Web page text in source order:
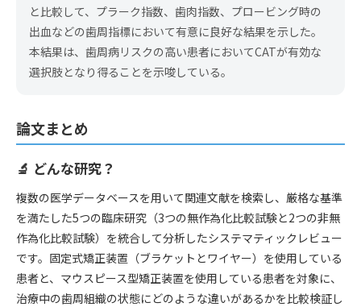
と比較して、プラーク指数、歯肉指数、プロービング時の
出血などの歯周指標において有意に良好な結果を示した。
本結果は、歯周病リスクの高い患者においてCATが有効な
選択肢となり得ることを示唆している。
論文まとめ
🔬 どんな研究？
複数の医学データベースを用いて関連文献を検索し、厳格な基準
を満たした5つの臨床研究（3つの無作為化比較試験と2つの非無
作為化比較試験）を統合して分析したシステマティックレビュー
です。固定式矯正装置（ブラケットとワイヤー）を使用している
患者と、マウスピース型矯正装置を使用している患者を対象に、
治療中の歯周組織の状態にどのような違いがあるかを比較検証し